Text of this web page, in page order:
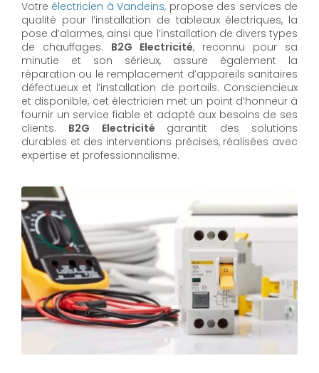
Votre électricien à Vandeins, propose des services de
qualité pour l’installation de tableaux électriques, la
pose d’alarmes, ainsi que l’installation de divers types
de chauffages. B2G Electricité, reconnu pour sa
minutie et son sérieux, assure également la
réparation ou le remplacement d’appareils sanitaires
défectueux et l’installation de portails. Consciencieux
et disponible, cet électricien met un point d’honneur à
fournir un service fiable et adapté aux besoins de ses
clients. B2G Electricité garantit des solutions
durables et des interventions précises, réalisées avec
expertise et professionnalisme.